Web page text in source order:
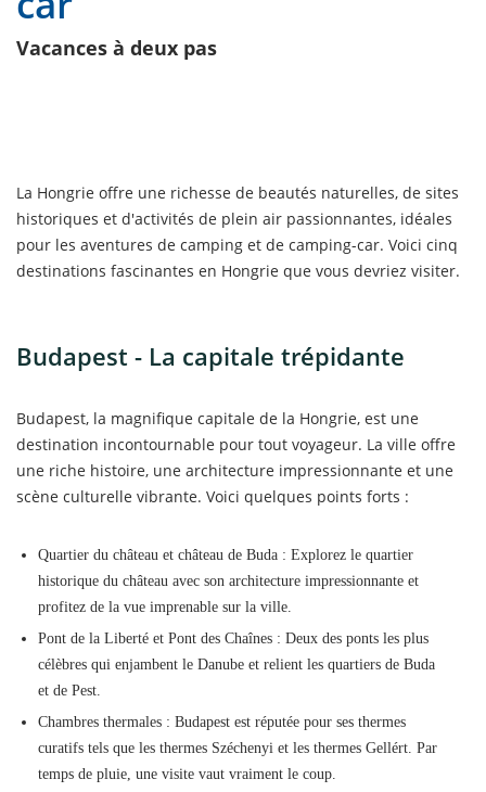
Vacances à deux pas
La Hongrie offre une richesse de beautés naturelles, de sites
historiques et d'activités de plein air passionnantes, idéales
pour les aventures de camping et de camping-car. Voici cinq
destinations fascinantes en Hongrie que vous devriez visiter.
Budapest - La capitale trépidante
Budapest, la magnifique capitale de la Hongrie, est une
destination incontournable pour tout voyageur. La ville offre
une riche histoire, une architecture impressionnante et une
scène culturelle vibrante. Voici quelques points forts :
Quartier du château et château de Buda : Explorez le quartier
historique du château avec son architecture impressionnante et
profitez de la vue imprenable sur la ville.
Pont de la Liberté et Pont des Chaînes : Deux des ponts les plus
célèbres qui enjambent le Danube et relient les quartiers de Buda
et de Pest.
Chambres thermales : Budapest est réputée pour ses thermes
curatifs tels que les thermes Széchenyi et les thermes Gellért. Par
temps de pluie, une visite vaut vraiment le coup.